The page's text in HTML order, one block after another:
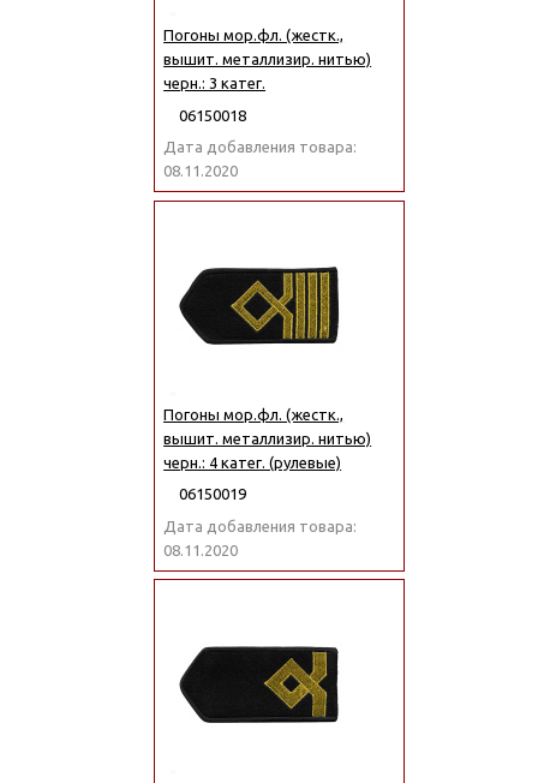
Погоны мор.фл. (жестк.,
вышит. металлизир. нитью)
черн.: 3 катег.
06150018
Дата добавления товара:
08.11.2020
Погоны мор.фл. (жестк.,
вышит. металлизир. нитью)
черн.: 4 катег. (рулевые)
06150019
Дата добавления товара:
08.11.2020